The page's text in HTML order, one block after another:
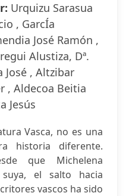
Urquizu Sarasua
, GarcÍa
José Ramón ,
Alustiza, Dª.
José , Altzibar
, Aldecoa Beitia
Jesús
Vasca, no es una
historia diferente.
que Michelena
el salto hacia
vascos ha sido